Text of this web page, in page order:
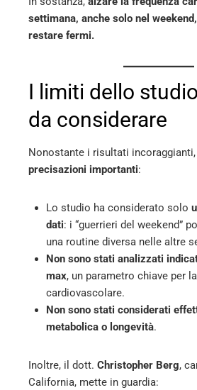
settimana, anche solo nel
restare fermi.
I limiti dello
da considerare
Nonostante i risultati
precisazioni importanti:
Lo studio ha considerato solo
dati: i “guerrieri del weekend”
una routine diversa nelle altre
Non sono stati analizzati
max, un parametro chiave per
cardiovascolare.
Non sono stati considerati
metabolica o longevità.
Inoltre, il dott. Christopher Berg,
California, mette in guardia: